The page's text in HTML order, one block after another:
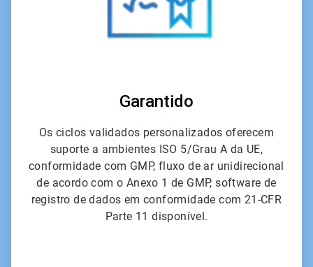
Garantido
Os ciclos validados personalizados oferecem
suporte a ambientes ISO 5/Grau A da UE,
conformidade com GMP, fluxo de ar unidirecional
de acordo com o Anexo 1 de GMP, software de
registro de dados em conformidade com 21-CFR
Parte 11 disponível.